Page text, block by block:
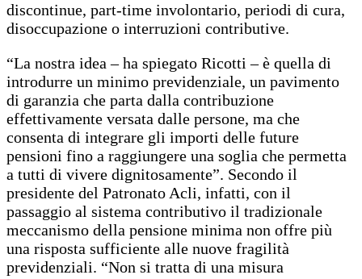
discontinue, part-time involontario, periodi di cura,
disoccupazione o interruzioni contributive.
“La nostra idea – ha spiegato Ricotti – è quella di
introdurre un minimo previdenziale, un pavimento
di garanzia che parta dalla contribuzione
effettivamente versata dalle persone, ma che
consenta di integrare gli importi delle future
pensioni fino a raggiungere una soglia che permetta
a tutti di vivere dignitosamente”. Secondo il
presidente del Patronato Acli, infatti, con il
passaggio al sistema contributivo il tradizionale
meccanismo della pensione minima non offre più
una risposta sufficiente alle nuove fragilità
previdenziali. “Non si tratta di una misura